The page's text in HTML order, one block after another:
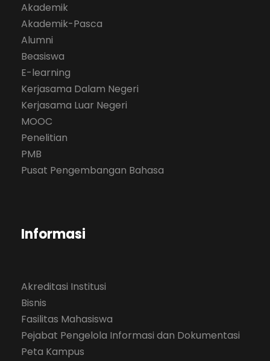
Akademik
Akademik-Pasca
Alumni
Beasiswa
E-learning
Kerjasama Dalam Negeri
Kerjasama Luar Negeri
MOOC
Penelitian
PMB
Pusat Pengembangan Bahasa
Informasi
Akreditasi Institusi
Bisnis
Fasilitas Mahasiswa
Pejabat Pengelola Informasi dan Dokumentasi
Peta Kampus